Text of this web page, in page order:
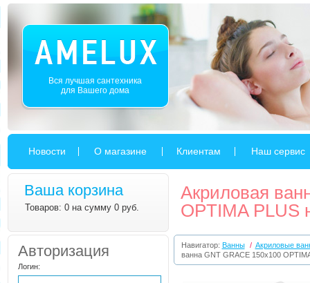
Вся лучшая сантехника
для Вашего дома
Новости О магазине Клиентам Наш сервис
Ваша корзина
Товаров: 0 на сумму 0 руб.
Авторизация
Логин:
Акриловая
OPTIMA PLUS
Навигатор: Ванны / Акриловые
ванна GNT GRACE 150x100